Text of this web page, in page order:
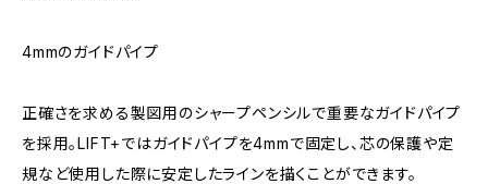
4mmのガイドパイプ
正確さを求める製図⽤のシャープペンシルで重要なガイドパイプ
を採用。LIFT+ではガイドパイプを4mmで固定し、芯の保護や定
規など使用した際に安定したラインを描くことができます。